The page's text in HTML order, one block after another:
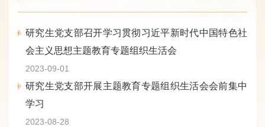
研究生党支部召开学习贯彻习近平新时代中国特色社
会主义思想主题教育专题组织生活会
2023-09-01
研究生党支部开展主题教育专题组织生活会会前集中
学习
2023-08-28